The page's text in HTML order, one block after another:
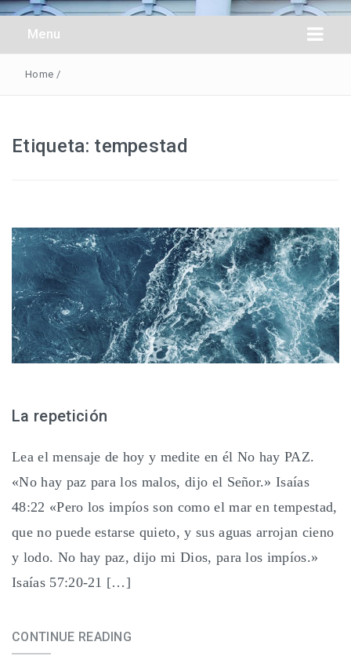
Obreros Universal
Menu
Home /
Etiqueta: tempestad
La repetición
Lea el mensaje de hoy y medite en él No hay PAZ.
«No hay paz para los malos, dijo el Señor.» Isaías
48:22 «Pero los impíos son como el mar en tempestad,
que no puede estarse quieto, y sus aguas arrojan cieno
y lodo. No hay paz, dijo mi Dios, para los impíos.»
Isaías 57:20-21 […]
CONTINUE READING